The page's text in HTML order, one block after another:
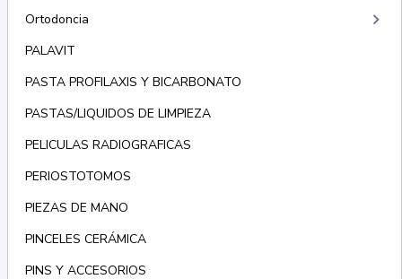
Ortodoncia keyboard_arrow_right
PALAVIT
PASTA PROFILAXIS Y BICARBONATO
PASTAS/LIQUIDOS DE LIMPIEZA
PELICULAS RADIOGRAFICAS
PERIOSTOTOMOS
PIEZAS DE MANO
PINCELES CERÁMICA
PINS Y ACCESORIOS